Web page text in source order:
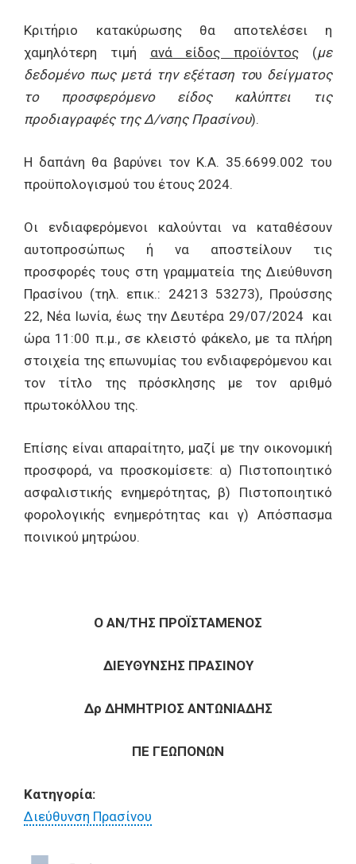
Κριτήριο κατακύρωσης θα αποτελέσει η
χαμηλότερη τιμή ανά είδος προϊόντος (με
δεδομένο πως μετά την εξέταση του δείγματος
το προσφερόμενο είδος καλύπτει τις
προδιαγραφές της Δ/νσης Πρασίνου).
Η δαπάνη θα βαρύνει τον Κ.Α. 35.6699.002 του
προϋπολογισμού του έτους 2024.
Οι ενδιαφερόμενοι καλούνται να καταθέσουν
αυτοπροσώπως ή να αποστείλουν τις
προσφορές τους στη γραμματεία της Διεύθυνση
Πρασίνου (τηλ. επικ.: 24213 53273), Προύσσης
22, Νέα Ιωνία, έως την Δευτέρα 29/07/2024 και
ώρα 11:00 π.μ., σε κλειστό φάκελο, με τα πλήρη
στοιχεία της επωνυμίας του ενδιαφερόμενου και
τον τίτλο της πρόσκλησης με τον αριθμό
πρωτοκόλλου της.
Επίσης είναι απαραίτητο, μαζί με την οικονομική
προσφορά, να προσκομίσετε: α) Πιστοποιητικό
ασφαλιστικής ενημερότητας, β) Πιστοποιητικό
φορολογικής ενημερότητας και γ) Απόσπασμα
ποινικού μητρώου.
Ο ΑΝ/ΤΗΣ ΠΡΟΪΣΤΑΜΕΝΟΣ
ΔΙΕΥΘΥΝΣΗΣ ΠΡΑΣΙΝΟΥ
Δρ ΔΗΜΗΤΡΙΟΣ ΑΝΤΩΝΙΑΔΗΣ
ΠΕ ΓΕΩΠΟΝΩΝ
Κατηγορία:
Διεύθυνση Πρασίνου